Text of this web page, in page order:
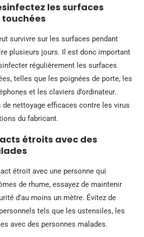
les surfaces
survivre sur les surfaces pendant
plusieurs jours. Il est donc important
régulièrement les surfaces
telles que les poignées de porte, les
et les claviers d’ordinateur.
nettoyage efficaces contre les virus
du fabricant.
étroits avec des
étroit avec une personne qui
de rhume, essayez de maintenir
d’au moins un mètre. Évitez de
tels que les ustensiles, les
avec des personnes malades.